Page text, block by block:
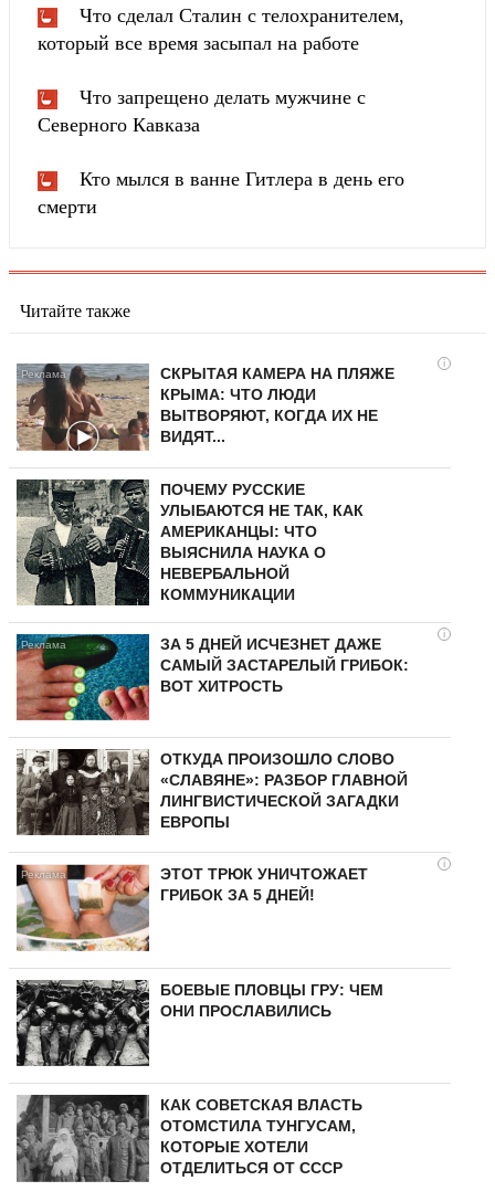
Что сделал Сталин с телохранителем,
который все время засыпал на работе
Что запрещено делать мужчине с
Северного Кавказа
Кто мылся в ванне Гитлера в день его
смерти
Читайте также
i
СКРЫТАЯ КАМЕРА НА ПЛЯЖЕ
КРЫМА: ЧТО ЛЮДИ
ВЫТВОРЯЮТ, КОГДА ИХ НЕ
ВИДЯТ...
ПОЧЕМУ РУССКИЕ
УЛЫБАЮТСЯ НЕ ТАК, КАК
АМЕРИКАНЦЫ: ЧТО
ВЫЯСНИЛА НАУКА О
НЕВЕРБАЛЬНОЙ
КОММУНИКАЦИИ
i
ЗА 5 ДНЕЙ ИСЧЕЗНЕТ ДАЖЕ
САМЫЙ ЗАСТАРЕЛЫЙ ГРИБОК:
ВОТ ХИТРОСТЬ
ОТКУДА ПРОИЗОШЛО СЛОВО
«СЛАВЯНЕ»: РАЗБОР ГЛАВНОЙ
ЛИНГВИСТИЧЕСКОЙ ЗАГАДКИ
ЕВРОПЫ
i
ЭТОТ ТРЮК УНИЧТОЖАЕТ
ГРИБОК ЗА 5 ДНЕЙ!
БОЕВЫЕ ПЛОВЦЫ ГРУ: ЧЕМ
ОНИ ПРОСЛАВИЛИСЬ
КАК СОВЕТСКАЯ ВЛАСТЬ
ОТОМСТИЛА ТУНГУCAМ,
КОТОРЫЕ ХОТЕЛИ
ОТДЕЛИТЬСЯ ОТ СССР